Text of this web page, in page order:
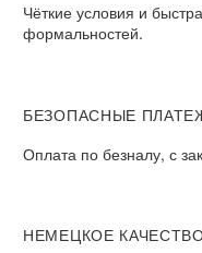
Чёткие условия и
формальностей.
БЕЗОПАСНЫЕ
Оплата по безналу, с
НЕМЕЦКОЕ